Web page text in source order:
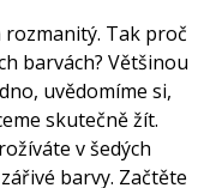
Tak proč
barvách? Většinou
uvědomíme si,
skutečně žít.
v šedých
barvy. Začtěte